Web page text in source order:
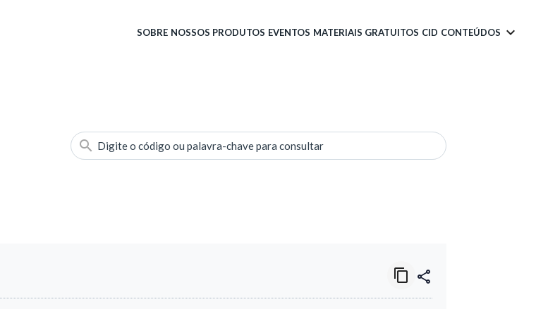
SOBRE NOSSOS PRODUTOS EVENTOS MATERIAIS GRATUITOS CID CONTEÚDOS
Digite o código ou palavra-chave para consultar